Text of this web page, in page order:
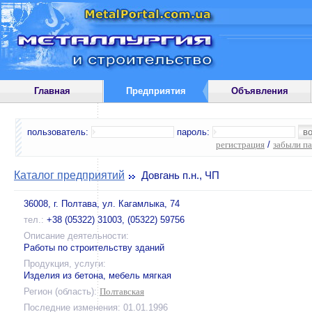
Главная Предприятия Объявления
пользователь:
пароль:
регистрация / забыли
Каталог предприятий Довгань п.н., ЧП
36008, г. Полтава, ул. Кагамлыка, 74
тел.: +38 (05322) 31003, (05322) 59756
Описание деятельности:
Работы по строительству зданий
Продукция, услуги:
Изделия из бетона, мебель мягкая
Регион (область): Полтавская
Последние изменения: 01.01.1996